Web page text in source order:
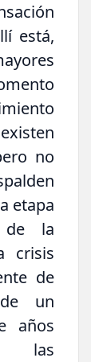
está,
no
etapa
la
crisis
de
un
años
las